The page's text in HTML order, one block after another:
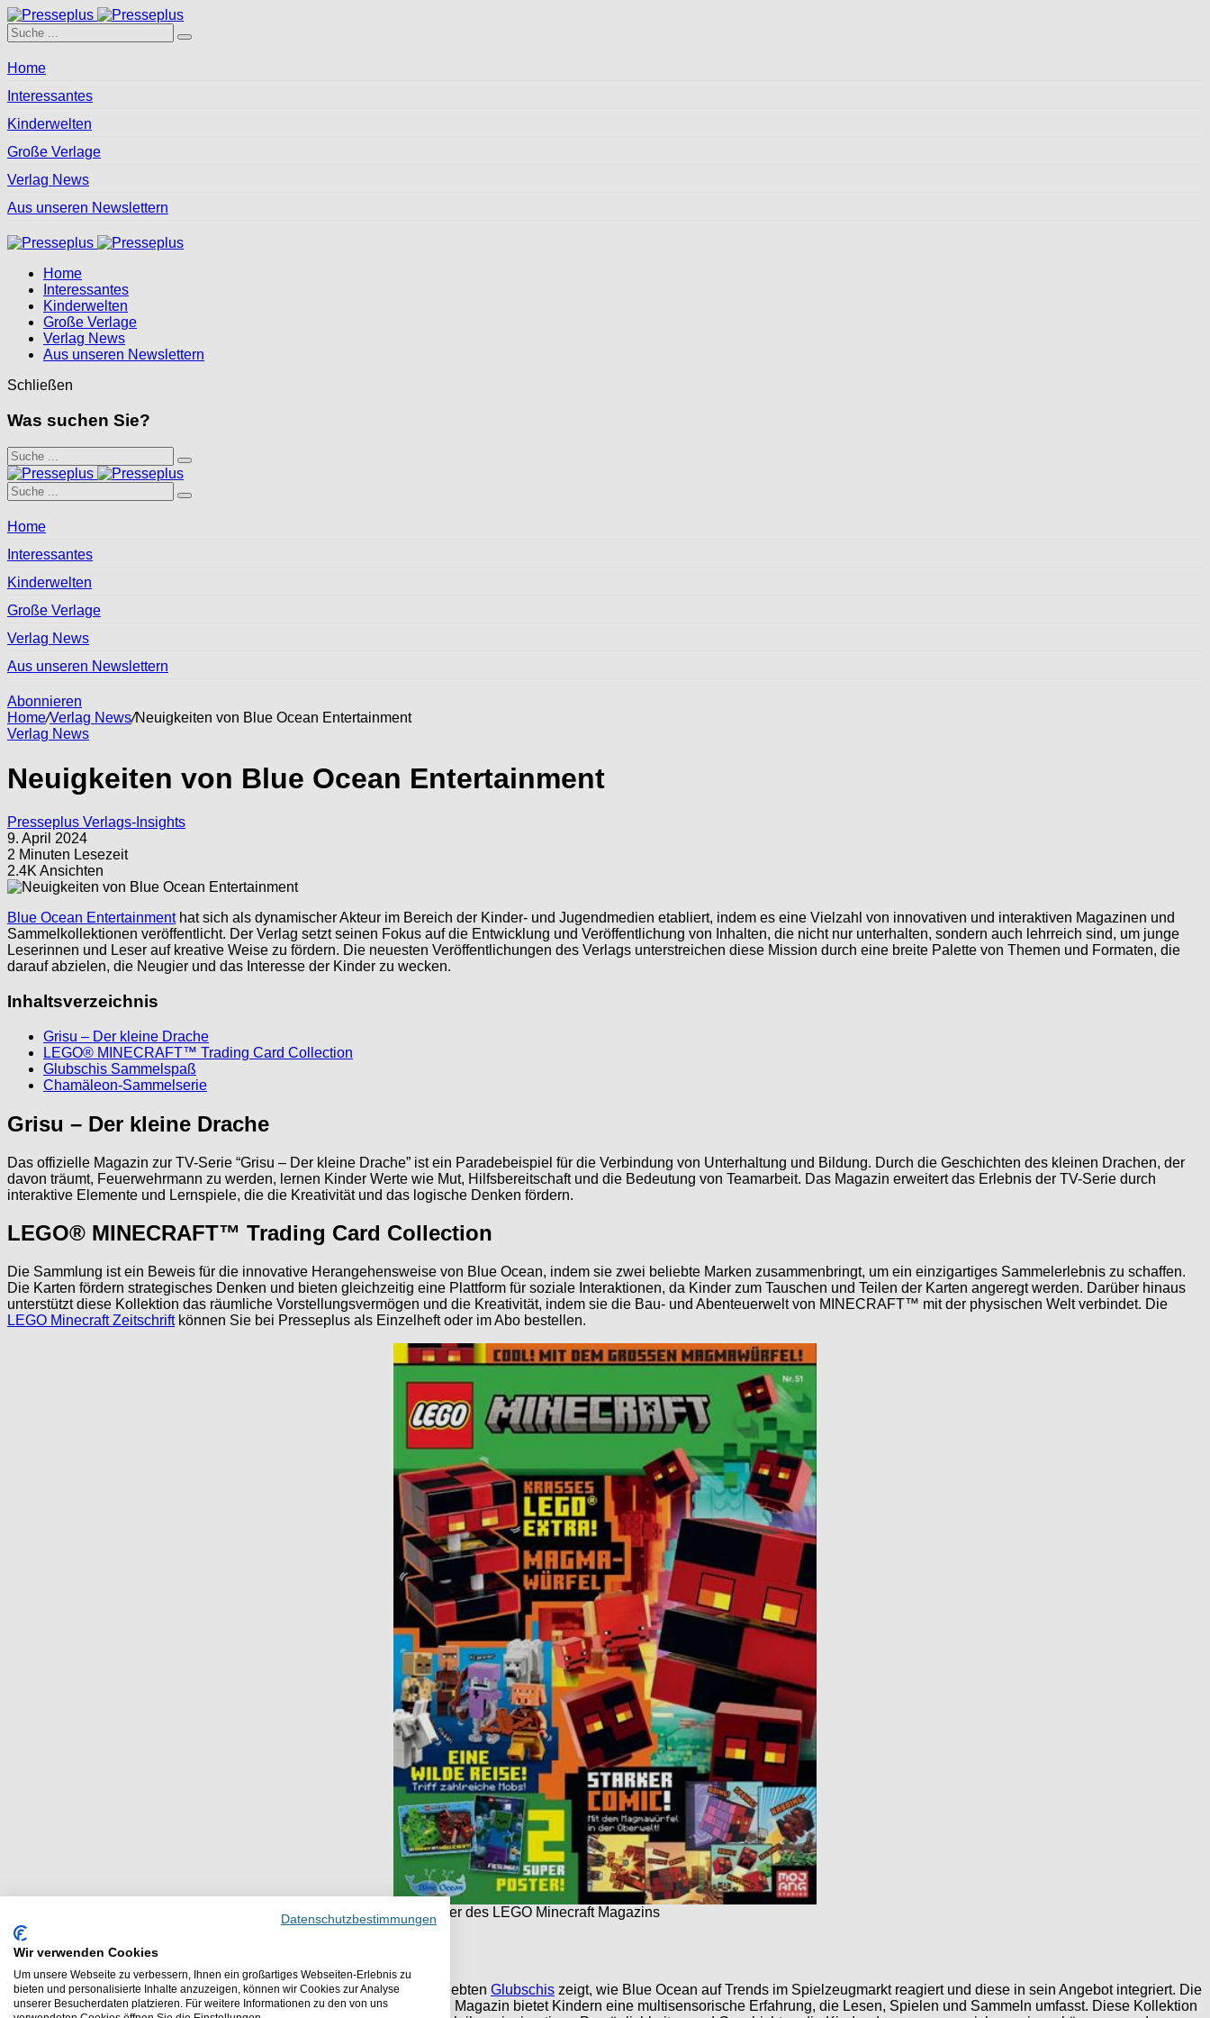
Home
Interessantes
Kinderwelten
Große Verlage
Verlag News
Aus unseren Newslettern
Home
Interessantes
Kinderwelten
Große Verlage
Verlag News
Aus unseren Newslettern
Schließen
Was suchen Sie?
Home
Interessantes
Kinderwelten
Große Verlage
Verlag News
Aus unseren Newslettern
Abonnieren
Home/Verlag News/Neuigkeiten von Blue Ocean Entertainment
Verlag News
Neuigkeiten von Blue Ocean Entertainment
Presseplus Verlags-Insights
9. April 2024
2 Minuten Lesezeit
2.4K Ansichten
Blue Ocean Entertainmenthat sich als dynamischer Akteur im Bereich der Kinder- und Jugendmedien etabliert, indem es eine Vielzahl von innovativen und interaktiven Magazinen und
Sammelkollektionen veröffentlicht. Der Verlag setzt seinen Fokus auf die Entwicklung und Veröffentlichung von Inhalten, die nicht nur unterhalten, sondern auch lehrreich sind, um junge
Leserinnen und Leser auf kreative Weise zu fördern. Die neuesten Veröffentlichungen des Verlags unterstreichen diese Mission durch eine breite Palette von Themen und Formaten, die
darauf abzielen, die Neugier und das Interesse der Kinder zu wecken.
Inhaltsverzeichnis
Grisu – Der kleine Drache
LEGO® MINECRAFT™ Trading Card Collection
Glubschis Sammelspaß
Chamäleon-Sammelserie
Grisu – Der kleine Drache
Das offizielle Magazin zur TV-Serie “Grisu – Der kleine Drache” ist ein Paradebeispiel für die Verbindung von Unterhaltung und Bildung. Durch die Geschichten des kleinen Drachen, der
davon träumt, Feuerwehrmann zu werden, lernen Kinder Werte wie Mut, Hilfsbereitschaft und die Bedeutung von Teamarbeit. Das Magazin erweitert das Erlebnis der TV-Serie durch
interaktive Elemente und Lernspiele, die die Kreativität und das logische Denken fördern.
LEGO® MINECRAFT™ Trading Card Collection
Die Sammlung ist ein Beweis für die innovative Herangehensweise von Blue Ocean, indem sie zwei beliebte Marken zusammenbringt, um ein einzigartiges Sammelerlebnis zu schaffen.
Die Karten fördern strategisches Denken und bieten gleichzeitig eine Plattform für soziale Interaktionen, da Kinder zum Tauschen und Teilen der Karten angeregt werden. Darüber hinaus
unterstützt diese Kollektion das räumliche Vorstellungsvermögen und die Kreativität, indem sie die Bau- und Abenteuerwelt von MINECRAFT™ mit der physischen Welt verbindet. Die
LEGO Minecraft Zeitschriftkönnen Sie bei Presseplus als Einzelheft oder im Abo bestellen.
Das Cover des LEGO Minecraft Magazins
Glubschis Sammelspaß
Die Einführung einer Magazin- und Figurenkollektion rund um die beliebten Glubschis zeigt, wie Blue Ocean auf Trends im Spielzeugmarkt reagiert und diese in sein Angebot integriert. Die
Kombination aus physischen Sammelfiguren und einem begleitenden Magazin bietet Kindern eine multisensorische Erfahrung, die Lesen, Spielen und Sammeln umfasst. Diese Kollektion
Datenschutzbestimmungen
Wir verwenden Cookies
Um unsere Webseite zu verbessern, Ihnen ein großartiges Webseiten-Erlebnis zu
bieten und personalisierte Inhalte anzuzeigen, können wir Cookies zur Analyse
unserer Besucherdaten platzieren. Für weitere Informationen zu den von uns